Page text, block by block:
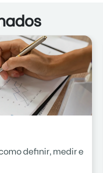
definir, medir e